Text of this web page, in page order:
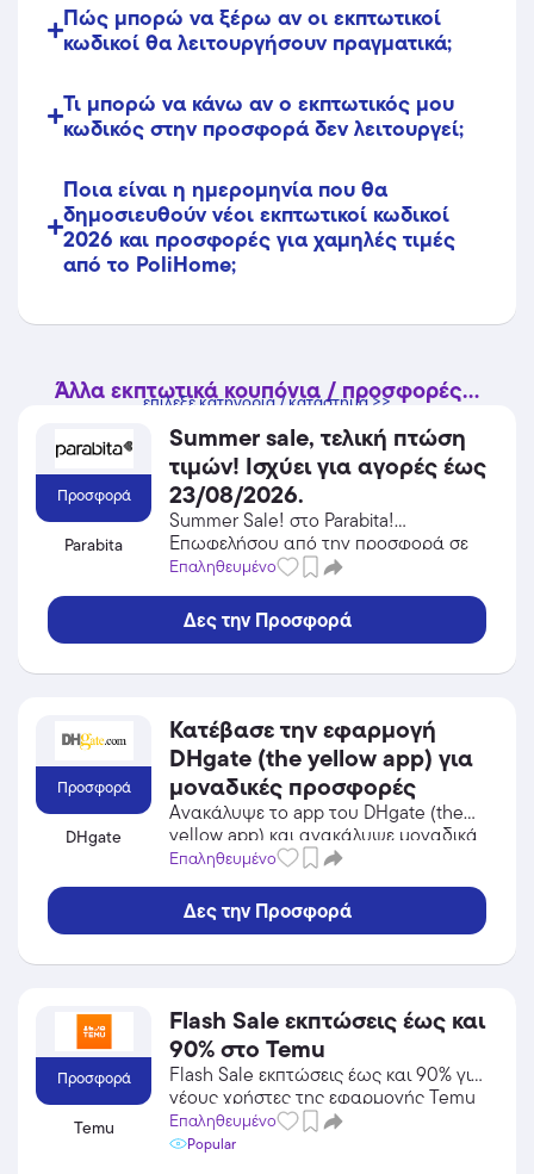
Πώς μπορώ να ξέρω αν οι εκπτωτικοί
κωδικοί θα λειτουργήσουν πραγματικά;
Τι μπορώ να κάνω αν ο εκπτωτικός μου
κωδικός στην προσφορά δεν λειτουργεί;
Ποια είναι η ημερομηνία που θα
δημοσιευθούν νέοι εκπτωτικοί κωδικοί
2026 και προσφορές για χαμηλές τιμές
από το PoliHome;
Άλλα εκπτωτικά κουπόνια / προσφορές...
επίλεξε κατηγορία / κατάστημα >>
Προσφορά
Parabita
Summer sale, τελική πτώση
τιμών! Ισχύει για αγορές έως
23/08/2026.
Summer Sale! στο Parabita!
Επωφελήσου από την προσφορά σε
Αξεσουάρ του Parabita και κέρδισε
Επαληθευμένο
Δες την Προσφορά
Προσφορά
DHgate
Κατέβασε την εφαρμογή
DHgate (the yellow app) για
μοναδικές προσφορές
Ανακάλυψε το app του DHgate (the
yellow app) και ανακάλυψε μοναδικά
προϊόντα σε χαμηλές τιμές!
Επαληθευμένο
Δες την Προσφορά
Προσφορά
Temu
Flash Sale εκπτώσεις έως και
90% στο Temu
Flash Sale εκπτώσεις έως και 90% για
νέους χρήστες της εφαρμογής Temu
Επαληθευμένο
Popular